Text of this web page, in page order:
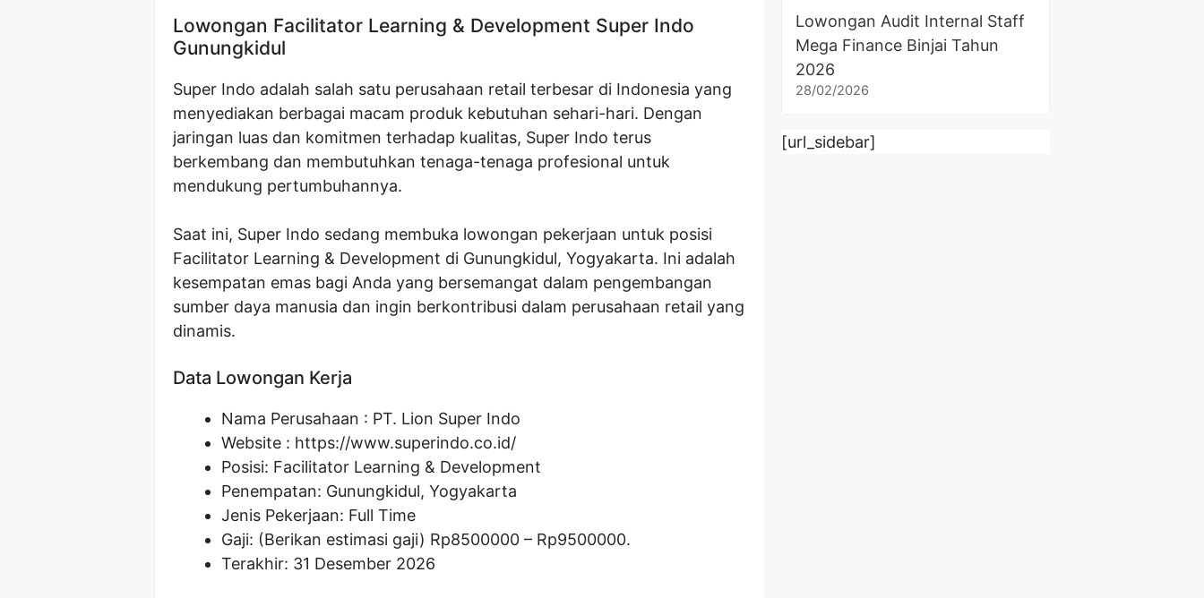
Lowongan Facilitator Learning & Development Super Indo
Gunungkidul
Super Indo adalah salah satu perusahaan retail terbesar di Indonesia yang
menyediakan berbagai macam produk kebutuhan sehari-hari. Dengan
jaringan luas dan komitmen terhadap kualitas, Super Indo terus
berkembang dan membutuhkan tenaga-tenaga profesional untuk
mendukung pertumbuhannya.
Saat ini, Super Indo sedang membuka lowongan pekerjaan untuk posisi
Facilitator Learning & Development di Gunungkidul, Yogyakarta. Ini adalah
kesempatan emas bagi Anda yang bersemangat dalam pengembangan
sumber daya manusia dan ingin berkontribusi dalam perusahaan retail yang
dinamis.
Data Lowongan Kerja
Nama Perusahaan : PT. Lion Super Indo
Website : https://www.superindo.co.id/
Posisi: Facilitator Learning & Development
Penempatan: Gunungkidul, Yogyakarta
Jenis Pekerjaan: Full Time
Gaji: (Berikan estimasi gaji) Rp8500000 – Rp9500000.
Terakhir: 31 Desember 2026
Lowongan Audit Internal Staff
Mega Finance Binjai Tahun
2026
28/02/2026
[url_sidebar]